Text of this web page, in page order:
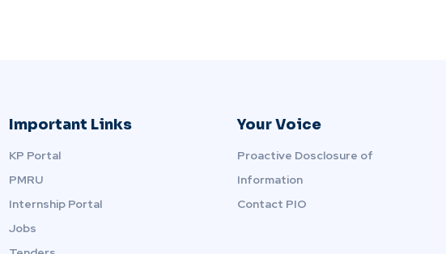
Important Links
KP Portal
PMRU
Internship Portal
Jobs
Your Voice
Proactive Dosclosure of
Information
Contact PIO